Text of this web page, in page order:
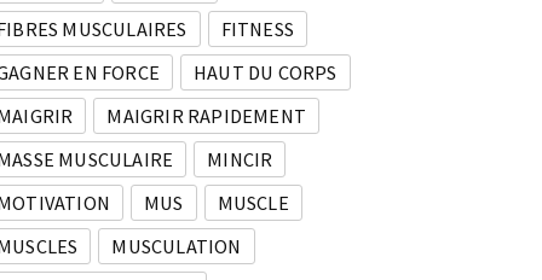
MUSCULAIRES
FITNESS
EN FORCE
HAUT DU CORPS
MAIGRIR RAPIDEMENT
MUSCULAIRE
MINCIR
MUS
MUSCLE
MUSCULATION